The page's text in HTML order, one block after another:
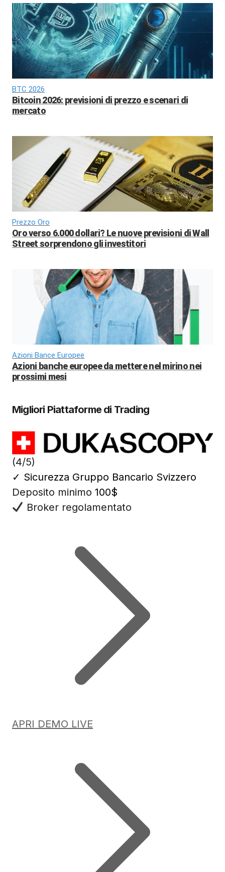
BTC 2026
Bitcoin 2026: previsioni di prezzo e scenari di
mercato
Prezzo Oro
Oro verso 6.000 dollari? Le nuove previsioni di Wall
Street sorprendono gli investitori
Azioni Bance Europee
Azioni banche europee da mettere nel mirino nei
prossimi mesi
Migliori Piattaforme di Trading
(4/5)
✓ Sicurezza Gruppo Bancario Svizzero
Deposito minimo 100$
Broker regolamentato
APRI DEMO LIVE